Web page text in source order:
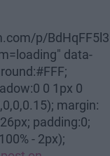
p/
data-
0 1px 0
margin:
padding:0;
- 2px);